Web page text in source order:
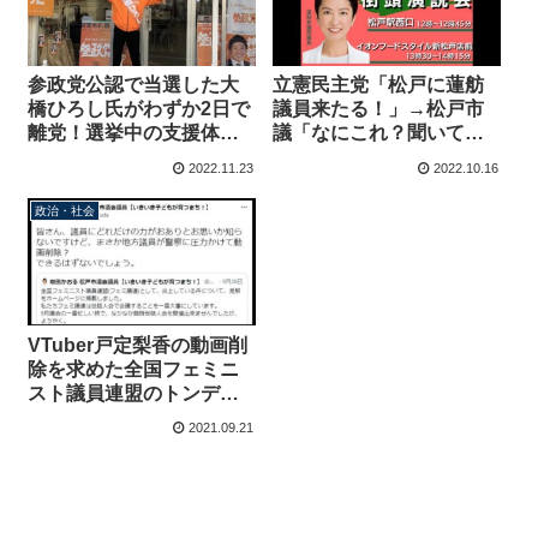
参政党公認で当選した大
橋ひろし氏がわずか2日で
離党！選挙中の支援体制
2022.11.23
立憲民主党「松戸に蓮舫
議員来たる！」→松戸市
議「なにこれ？聞いてな
市議らの名前と顔写真掲
2022.10.16
政治・社会
VTuber戸定梨香の動画削
除を求めた全国フェミニ
スト議員連盟のトンデモ
言い訳「削除は千葉県
2021.09.21